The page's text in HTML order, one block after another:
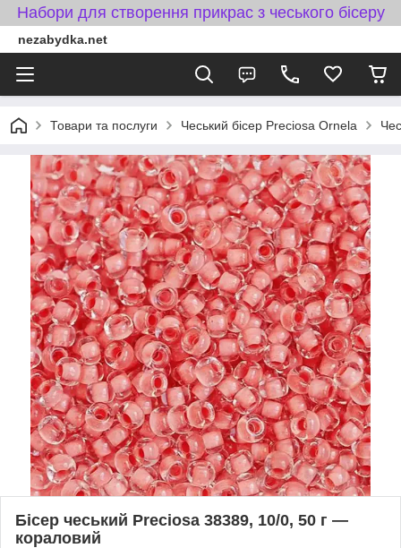
Набори для створення прикрас з чеського бісеру
nezabydka.net
Товари та послуги Чеський бісер Preciosa Ornela
Бісер чеський Preciosa 38389, 10/0, 50 г —
кораловий